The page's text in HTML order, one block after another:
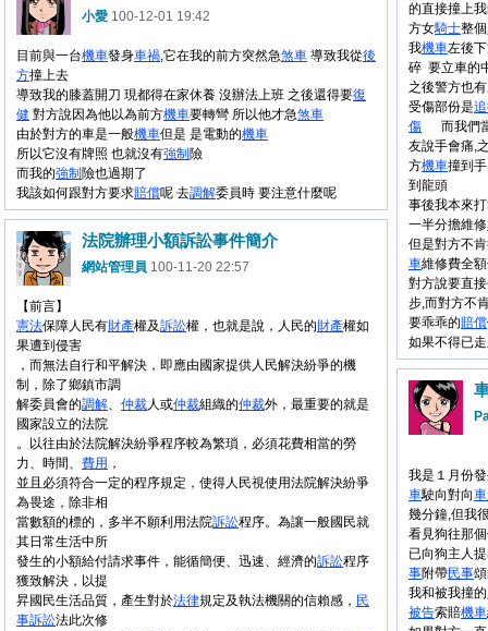
的直接撞上
方女騎士整
我機車左後
碎 要立車的
之後警方也
受傷部份是
傷 而我們當
友說手會痛,
方機車撞到
到龍頭
事後我本來
一半分擔維修
但是對方不
車維修費全
對方說要直
步,而對方不
要乖乖的賠償
如果不得已
小愛 100-12-01 19:42
目前與一台機車發身車禍,它在我的前方突然急煞車 導致我從後
方撞上去
導致我的膝蓋開刀 現都得在家休養 沒辦法上班 之後還得要復
健 對方說因為他以為前方機車要轉彎 所以他才急煞車
由於對方的車是一般機車但是 是電動的機車
所以它沒有牌照 也就沒有強制 險
而我的強制 險也過期了
我該如何跟對方要求賠償呢 去調解委員時 要注意什麼呢
法院辦理小額訴訟事件簡介
網站管理員 100-11-20 22:57
【前言】
憲法保障人民有財產權及訴訟權，也就是說，人民的財產權如
果遭到侵害
，而無法自行和平解決，即應由國家提供人民解決紛爭的機
制，除了鄉鎮市調
解委員會的調解、 仲裁人或仲裁組織的仲裁外，最重要的就是
國家設立的法院
。以往由於法院解決紛爭程序較為繁瑣，必須花費相當的勞
力、時間、 費用 ，
並且必須符合一定的程序規定，使得人民視使用法院解決紛爭
為畏途，除非相
當數額的標的，多半不願利用法院訴訟程序。為讓一般國民就
其日常生活中所
發生的小額給付請求事件，能循簡便、迅速、經濟的訴訟程序
獲致解決，以提
昇國民生活品質，產生對於法律規定及執法機關的信賴感， 民
事訴訟法此次修
我是１月份
車駛向對向
幾分鐘,但我
看見狗往那
已向狗主人
事附帶民事
我和被我撞
被告索賠機車